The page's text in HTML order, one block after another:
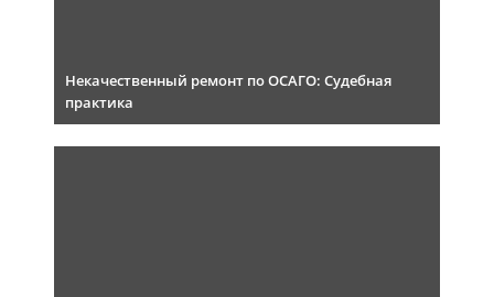
Некачественный ремонт по ОСАГО: Судебная
практика